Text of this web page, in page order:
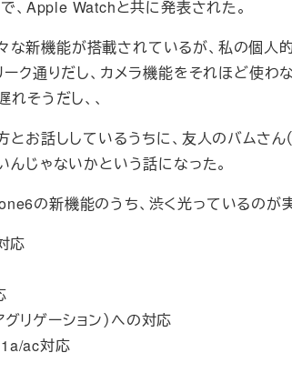
で、Apple Watchと共に発表された。
新機能が搭載されているが、私の個人
ーク通りだし、カメラ機能をそれほど使
そうだし、、
お話ししているうちに、友人のバムさん
じゃないかという話になった。
の新機能のうち、渋く光っているの
応
グリゲーション）への対応
ac対応